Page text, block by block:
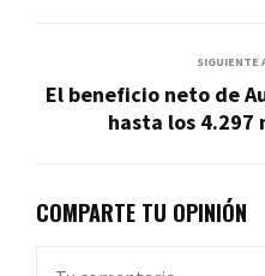
SIGUIENTE
El beneficio neto de
hasta los 4.297
COMPARTE TU OPINIÓN